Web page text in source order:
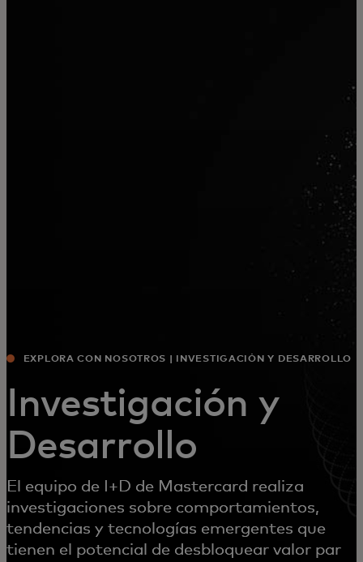
EXPLORA CON NOSOTROS | INVESTIGACIÓN Y DESARROLLO
Investigación y
Desarrollo
El equipo de I+D de Mastercard realiza
investigaciones sobre comportamientos,
tendencias y tecnologías emergentes que
tienen el potencial de desbloquear valor para